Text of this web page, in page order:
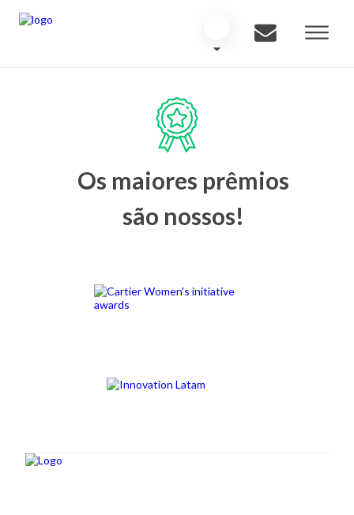
Os maiores prêmios
são nossos!